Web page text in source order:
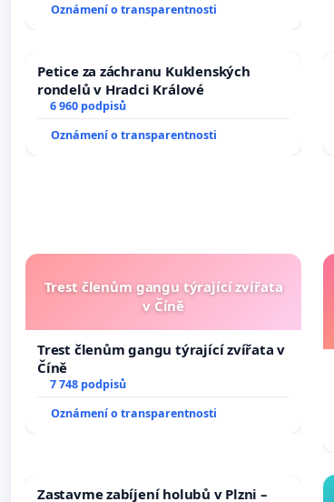
Oznámení o transparentnosti
Petice za záchranu Kuklenských
rondelů v Hradci Králové
6 960 podpisů
Oznámení o transparentnosti
Trest členům gangu týrající zvířata
v Číně
Trest členům gangu týrající zvířata v
Číně
7 748 podpisů
Oznámení o transparentnosti
Zastavme zabíjení holubů v Plzni –